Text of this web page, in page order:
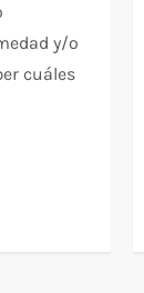
y/o
cuáles